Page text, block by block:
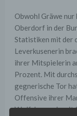
Obwohl Gräwe
Oberdorf in der
Statistiken mit der
Leverkusenerin
ihrer Mitspielerin
Prozent. Mit
gegnerische Tor
Offensive ihrer
Wolfsburgerin mit